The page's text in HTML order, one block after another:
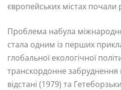
європейських містах
Проблема набула
стала одним із перших
глобальної екологічної
транскордонне забруднення
відстані (1979) та